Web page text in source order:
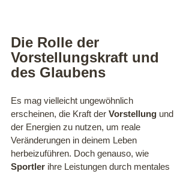
Die Rolle der
Vorstellungskraft und
des Glaubens
Es mag vielleicht ungewöhnlich
erscheinen, die Kraft der Vorstellung und
der Energien zu nutzen, um reale
Veränderungen in deinem Leben
herbeizuführen. Doch genauso, wie
Sportler ihre Leistungen durch mentales